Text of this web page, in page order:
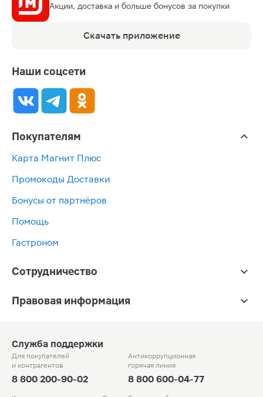
Акции, доставка и больше бонусов за покупки
Скачать приложение
Наши соцсети
Покупателям
Карта Магнит Плюс
Промокоды Доставки
Бонусы от партнёров
Помощь
Гастроном
Сотрудничество
Правовая информация
Служба поддержки
Для покупателей
и контрагентов
8 800 200-90-02
Антикоррупционная
горячая линия
8 800 600-04-77